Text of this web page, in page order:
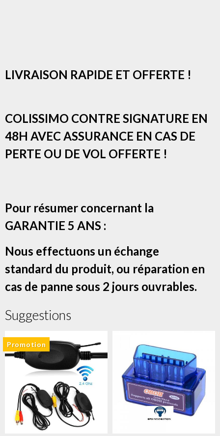
LIVRAISON RAPIDE ET OFFERTE !
COLISSIMO CONTRE SIGNATURE EN
48H AVEC ASSURANCE EN CAS DE
PERTE OU DE VOL OFFERTE !
Pour résumer concernant la
GARANTIE 5 ANS :
Nous effectuons un échange
standard du produit, ou réparation en
cas de panne sous 2 jours ouvrables.
Suggestions
Promotion